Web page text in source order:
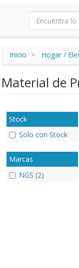
Inicio Hogar /
Material de
Stock
Solo con Stock
Marcas
NGS (2)